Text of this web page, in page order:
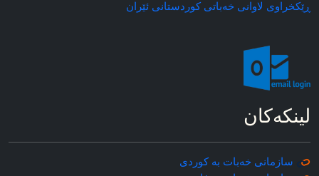
ڕێکخراوی لاوانی خه‌باتی کوردستانی ئێران
لینکه‌کان
سازمانی خه‌بات به کوردی